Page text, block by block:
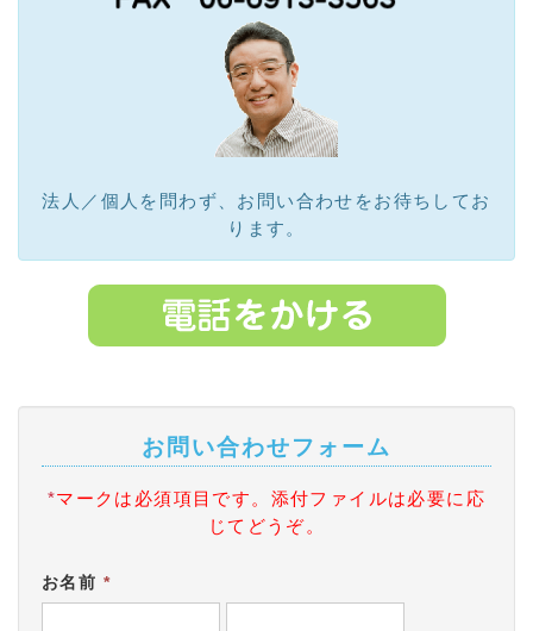
法人／個人を問わず、お問い合わせをお待ちしてお
ります。
お 問い合わせフォーム
*マークは必須項目です。添付ファイルは必要に応
じてどうぞ。
お名前 *